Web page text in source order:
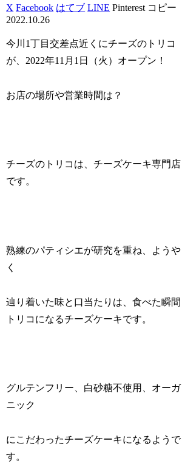
X Facebook はてブ LINE Pinterest コピー
2022.10.26
今川1丁目交差点近くにチーズのトリコ
が、2022年11月1日（火）オープン！
お店の場所や営業時間は？
チーズのトリコは、チーズケーキ専門店
です。
熟練のパティシエが研究を重ね、ようや
く
辿り着いた味と口当たりは、食べた瞬間
トリコになるチーズケーキです。
グルテンフリー、白砂糖不使用、オーガ
ニック
にこだわったチーズケーキになるようで
す。